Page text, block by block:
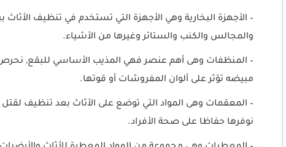
– الأجهزة البخارية وهي الأجهزة التي تستخدم في تنظيف
والمجالس والكنب والستائر وغيرها من الأشياء.
– المنظفات وهى أهم عنصر فهي المذيب الأساسي للبقع, نحرص
مبيضه تؤثر على ألوان المفروشات أو قوتها.
– المعقمات وهى المواد التي توضع على الأثاث بعد تنظيف لقتل
نوفرها حفاظا على صحة الأفراد.